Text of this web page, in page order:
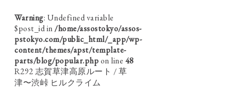
Warning: Undefined variable
$post_id in/home/assostokyo/assos-
pstokyo.com/public_html/_app/wp-
content/themes/apst/template-
parts/blog/popular.phpon line 48
R292 志賀草津高原ルート / 草
津〜渋峠 ヒルクライム